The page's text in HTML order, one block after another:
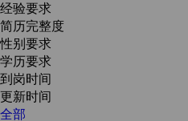
经验要求
简历完整度
性别要求
学历要求
到岗时间
更新时间
全部